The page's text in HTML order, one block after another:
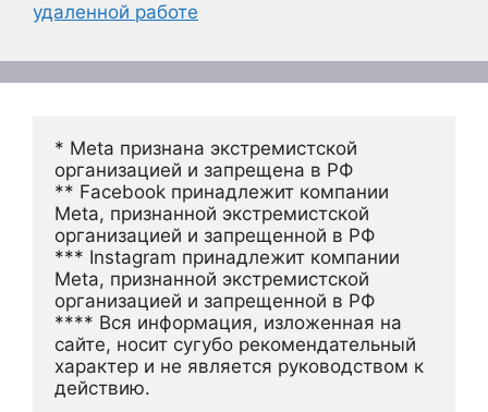
удаленной работе
* Meta признана экстремистской
организацией и запрещена в РФ
** Facebook принадлежит компании
Meta, признанной экстремистской
организацией и запрещенной в РФ
*** Instagram принадлежит компании
Meta, признанной экстремистской
организацией и запрещенной в РФ
**** Вся информация, изложенная на
сайте, носит сугубо рекомендательный
характер и не является руководством к
действию.